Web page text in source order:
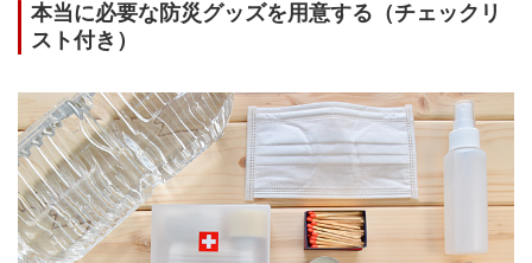
本当に必要な防災グッズを用意する（チェックリ
スト付き）